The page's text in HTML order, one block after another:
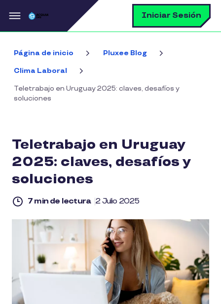
Pasar al contenido principal Iniciar Sesión
Página de inicio Pluxee Blog
Clima Laboral
Teletrabajo en Uruguay 2025: claves, desafíos y
soluciones
Teletrabajo en Uruguay
2025: claves, desafíos y
soluciones
7 min de lectura 2 Julio 2025